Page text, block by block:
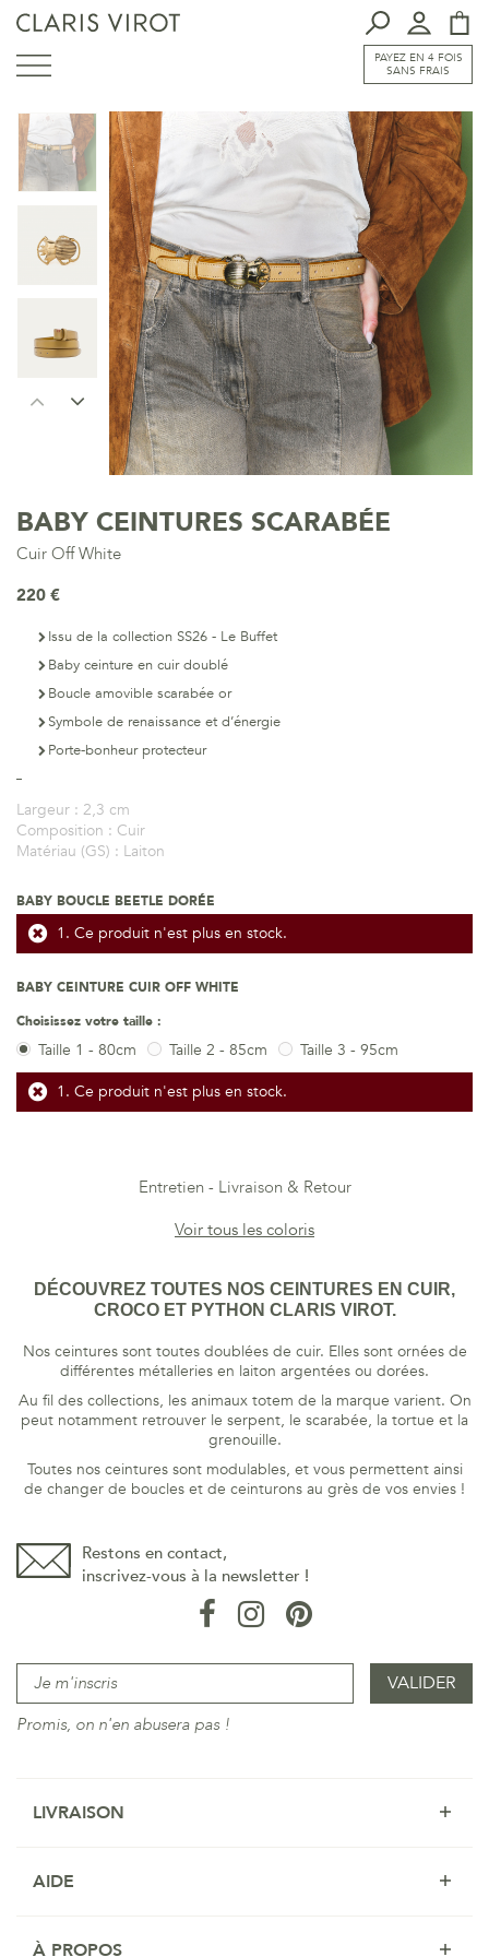
PAYEZ EN 4 FOIS
SANS FRAIS
BABY CEINTURES SCARABÉE
Cuir Off White
220 €
Issu de la collection SS26 - Le Buffet
Baby ceinture en cuir doublé
Boucle amovible scarabée or
Symbole de renaissance et d’énergie
Porte-bonheur protecteur
Largeur : 2,3 cm
Composition : Cuir
Matériau (GS) : Laiton
BABY BOUCLE BEETLE DORÉE
Ce produit n'est plus en stock.
BABY CEINTURE CUIR OFF WHITE
Choisissez votre taille :
Taille 1 - 80cm Taille 2 - 85cm
Taille 3 - 95cm
Ce produit n'est plus en stock.
Entretien
Livraison & Retour
Voir tous les coloris
DÉCOUVREZ TOUTES NOS CEINTURES EN CUIR,
CROCO ET PYTHON CLARIS VIROT.
Nos ceintures sont toutes doublées de cuir. Elles sont ornées de
différentes métalleries en laiton argentées ou dorées.
Au fil des collections, les animaux totem de la marque varient. On
peut notamment retrouver le serpent, le scarabée, la tortue et la
grenouille.
Toutes nos ceintures sont modulables, et vous permettent ainsi
de changer de boucles et de ceinturons au grès de vos envies !
Restons en contact,
inscrivez-vous à la newsletter !
Promis, on n'en abusera pas !
LIVRAISON
AIDE
À PROPOS